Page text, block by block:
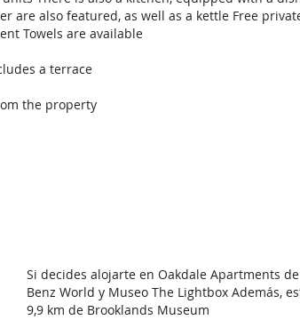
are also featured, as well as a kettle Free
Towels are available
a terrace
the property
Si decides alojarte en Oakdale Apartments
Benz World y Museo The Lightbox Además,
9,9 km de Brooklands Museum